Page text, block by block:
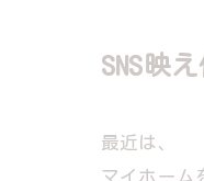
SNS映
最近は、
マイホーム